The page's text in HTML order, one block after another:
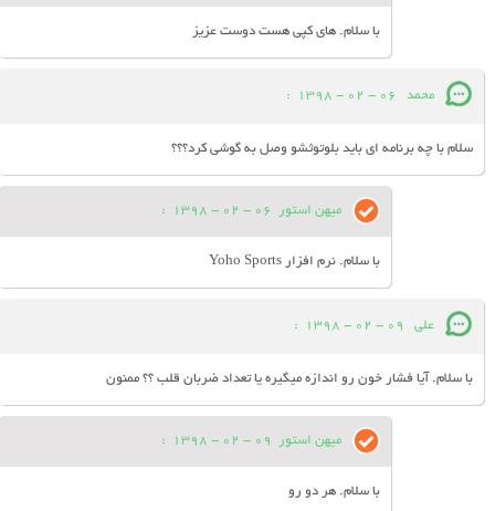
با سلام. های کپی هست دوست عزیز
محمد 06 - 02 - 1398
:
سلام با چه برنامه ای باید بلوتوثشو وصل به گوشی کرد؟؟؟
میهن استور 06 - 02 - 1398
:
با سلام. نرم افزار Yoho Sports
علی 09 - 02 - 1398
:
با سلام. آیا فشار خون رو اندازه میگیره یا تعداد ضربان قلب ؟؟ ممنون
میهن استور 09 - 02 - 1398
:
با سلام. هر دو رو